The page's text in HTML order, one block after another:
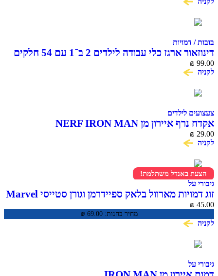
בובות / דמויות
דינוזאור ארגז כלי עבודה לילדים 2 ב־1 עם 54 חלקים
₪ 99.00
לקניה
צעצועים לילדים
אקדח נרף איירון מן NERF IRON MAN
₪ 29.00
לקניה
הצעת באנדל משתלמת!
גיבורי על
זוג דמויות מארוול בלאק ספיידרמן וגורן סטייסי Marvel
Spidey and His Amazing Friends
מחיר בחנות: ₪ 69.00
₪ 45.00
לקניה
גיבורי על